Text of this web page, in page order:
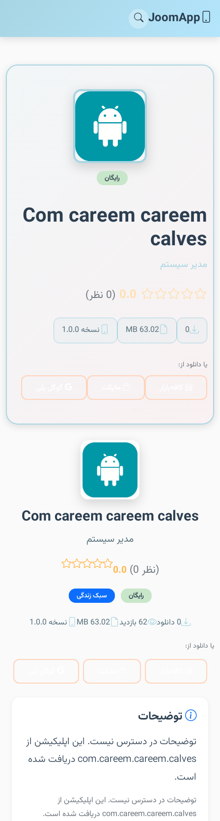
JoomApp
رایگان
Com careem careem
calves
مدیر سیستم
0.0 (0 نظر)
0
63.02 MB نسخه 1.0.0
یا دانلود از:
Com careem careem calves
مدیر سیستم
0.0 (0 نظر)
رایگان سبک زندگی
0 دانلود 62 بازدید 63.02 MB نسخه 1.0.0
یا دانلود از:
توضیحات
توضیحات در دسترس نیست. این اپلیکیشن از
com.careem.careem.calves دریافت شده
است.
توضیحات در دسترس نیست. این اپلیکیشن از
com.careem.careem.calves دریافت شده است.